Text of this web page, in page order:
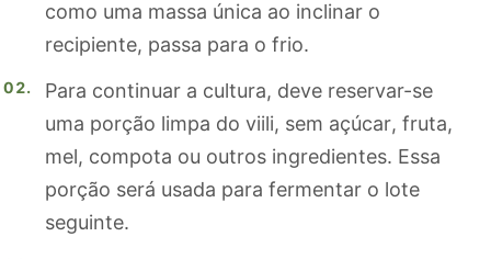
como uma massa única ao inclinar o
recipiente, passa para o frio.
Para continuar a cultura, deve reservar-se
uma porção limpa do viili, sem açúcar, fruta,
mel, compota ou outros ingredientes. Essa
porção será usada para fermentar o lote
seguinte.